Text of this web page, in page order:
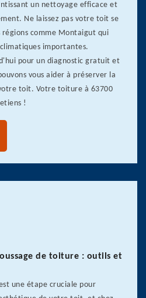
un nettoyage efficace et
Ne laissez pas votre toit se
comme Montaigut qui
importantes.
pour un diagnostic gratuit et
vous aider à préserver la
toit. Votre toiture à 63700
!
de toiture : outils et
une étape cruciale pour